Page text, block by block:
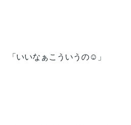
「いいなぁこういうの☺️」